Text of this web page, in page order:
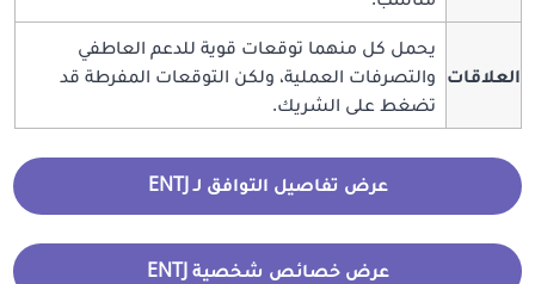
العلاقات
يحمل كل منهما توقعات قوية للدعم العاطفي
والتصرفات العملية، ولكن التوقعات المفرطة قد
تضغط على الشريك.
عرض تفاصيل التوافق لـ ENTJ
عرض خصائص شخصية ENTJ